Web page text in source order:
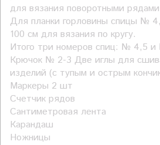
для вязания поворотными
Для планки горловины спицы №
100 см для вязания по кругу.
Итого три номеров спиц: № 4,5
Крючок № 2-3 Две иглы для
изделий (с тупым и острым
Маркеры 2 шт
Счетчик рядов
Сантиметровая лента
Карандаш
Ножницы